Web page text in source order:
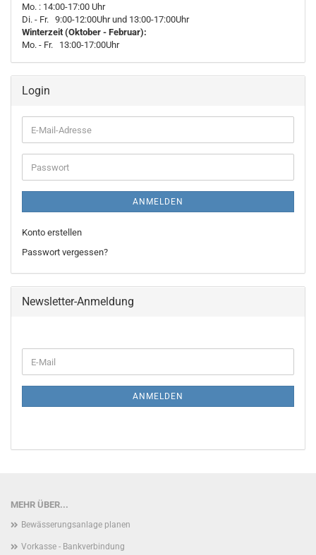
Mo. : 14:00-17:00 Uhr
Di. - Fr. 9:00-12:00Uhr und 13:00-17:00Uhr
Winterzeit (Oktober - Februar):
Mo. - Fr. 13:00-17:00Uhr
Login
E-
Mail-
Adresse
Passwort
ANMELDEN
Konto erstellen
Passwort vergessen?
Newsletter-Anmeldung
ZUR
E-
Mail
ANMELDEN
MEHR ÜBER...
Bewässerungsanlage planen
Vorkasse - Bankverbindung